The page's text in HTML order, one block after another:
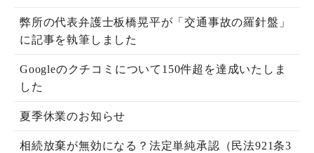
弊所の代表弁護士板橋晃平が「交通事故の羅針盤」
に記事を執筆しました
Googleのクチコミについて150件超を達成いたしま
した
夏季休業のお知らせ
相続放棄が無効になる？法定単純承認（民法921条3